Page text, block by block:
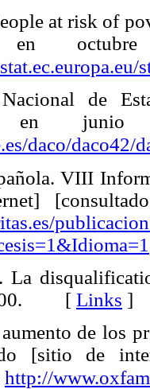
at risk of
en
de
en
daco/daco42/
VIII
La
[ Links ]
de los
[sitio de
http://